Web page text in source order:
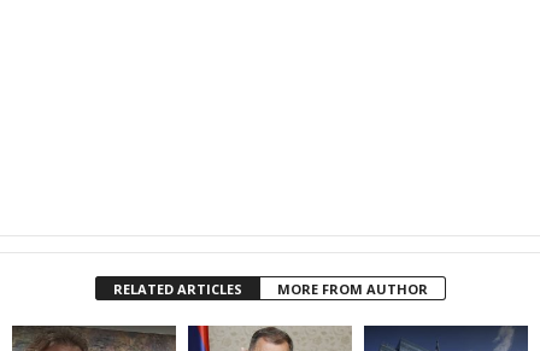
RELATED ARTICLES MORE FROM AUTHOR